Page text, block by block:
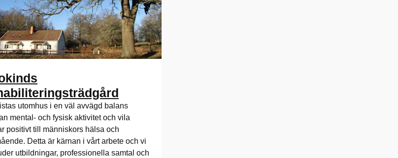
utomhus i en väl avvägd balans
mental- och fysisk aktivitet och vila
positivt till människors hälsa och
Detta är kärnan i vårt arbete och vi
utbildningar, professionella samtal och